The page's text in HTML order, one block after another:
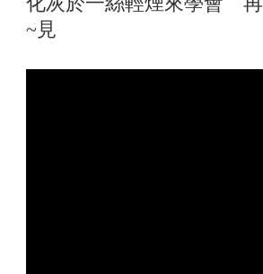
~見